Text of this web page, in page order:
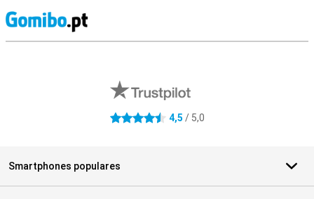
4.5 estrelas 4,5 / 5,0
Smartphones populares